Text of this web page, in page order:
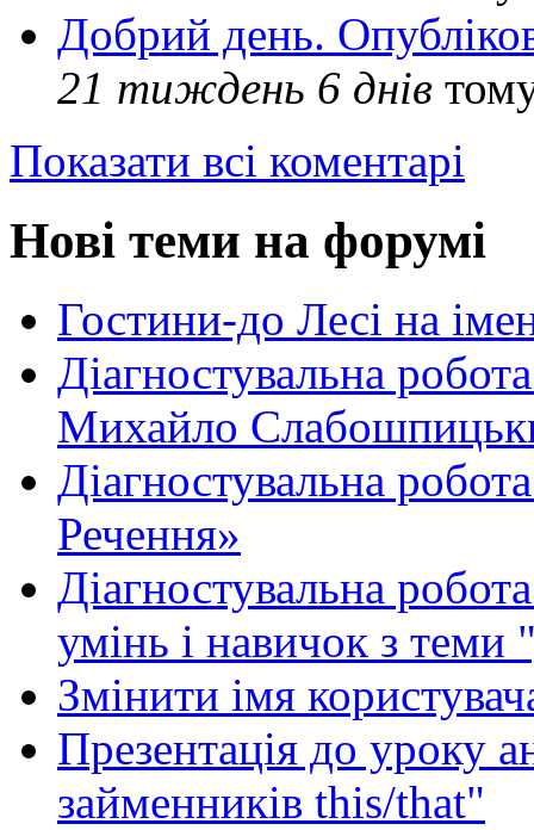
Добрий день.
21 тиждень 6 днів
Показати всі коментарі
Нові теми на форумі
Гостини-до Лесі на
Діагностувальна
Михайло
Діагностувальна
Речення»
Діагностувальна
умінь і навичок з теми
Змінити імя
Презентація до уроку
займенників this/that"